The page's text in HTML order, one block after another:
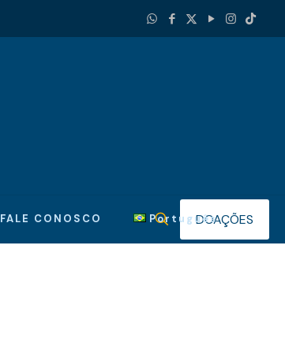
FALE CONOSCO PortuguêsDOAÇÕES